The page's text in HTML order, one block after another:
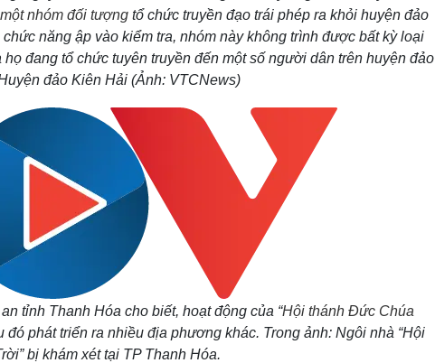
nhóm đối tượngtổ chức truyền đạo trái phép ra khỏi huyện đảo
năng ập vào kiểm tra, nhóm này không trình được bất kỳ loại
đang tổ chức tuyên truyền đến một số người dân trên huyện đảo
đảo Kiên Hải (Ảnh: VTCNews)
tỉnh Thanh Hóa cho biết, hoạt động của “Hội thánh Đức Chúa
phát triển ra nhiều địa phương khác. Trong ảnh: Ngôi nhà “Hội
bị khám xét tại TP Thanh Hóa.